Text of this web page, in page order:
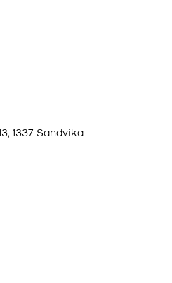
1337 Sandvika